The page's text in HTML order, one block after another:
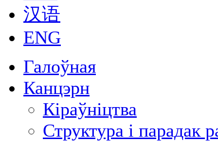
汉语
ENG
Галоўная
Канцэрн
Кіраўніцтва
Структура і парадак